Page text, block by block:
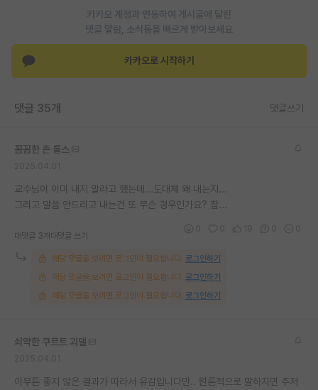
카카오 계정과 연동하여 게시글에 달린
댓글 알람, 소식등을 빠르게 받아보세요
카카오로 시작하기
댓글 35개 댓글쓰기
꼼꼼한 존 롤스
교수님이 이미 내지 말라고 했는데...도대체 왜 내는지...
그리고 말씀 안드리고 내는건 또 무슨 경우인가요? 참...
대댓글 3개 대댓글 쓰기
해당 댓글을 보려면 로그인이 필요합니다. 로그인하기
해당 댓글을 보려면 로그인이 필요합니다. 로그인하기
해당 댓글을 보려면 로그인이 필요합니다. 로그인하기
쇠약한 쿠르트 괴델
아무튼 좋지 않은 결과가 따라서 유감입니다만.. 원론적으로 말하자면 주저